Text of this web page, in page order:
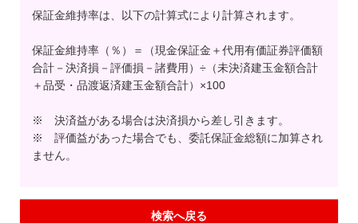
保証金維持率は、以下の計算式により計算されます。
保証金維持率（％）＝（現金保証金＋代用有価証券評価額
合計－決済損－評価損－諸費用）÷（未決済建玉金額合計
＋品受・品渡返済建玉金額合計）×100
※ 決済益がある場合は決済損から差し引きます。
※ 評価益があった場合でも、委託保証金総額に加算され
ません。
検索へ戻る